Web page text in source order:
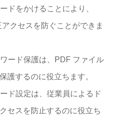
ドをかけることにより、
クセスを防ぐことができま
ード保護は、PDF ファイル
護するのに役立ちます。
ド設定は、従業員によるド
セスを防止するのに役立ち